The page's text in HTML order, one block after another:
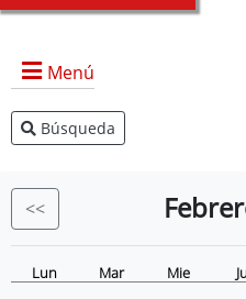
Menú
Agenda Presidencia
Eventos
Búsqueda
<<
Lun Mar Mie